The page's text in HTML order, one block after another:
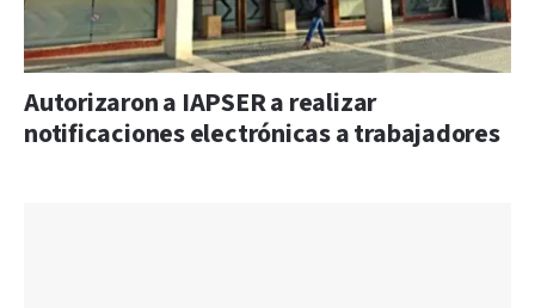
Autorizaron a IAPSER a realizar
notificaciones electrónicas a trabajadores